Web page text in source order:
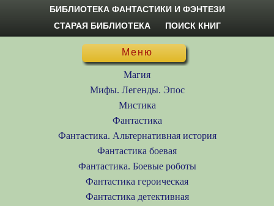
БИБЛИОТЕКА ФАНТАСТИКИ И ФЭНТЕЗИ
СТАРАЯ БИБЛИОТЕКА
ПОИСК КНИГ
Меню
Магия
Мифы. Легенды. Эпос
Мистика
Фантастика
Фантастика. Альтернативная история
Фантастика боевая
Фантастика. Боевые роботы
Фантастика героическая
Фантастика детективная